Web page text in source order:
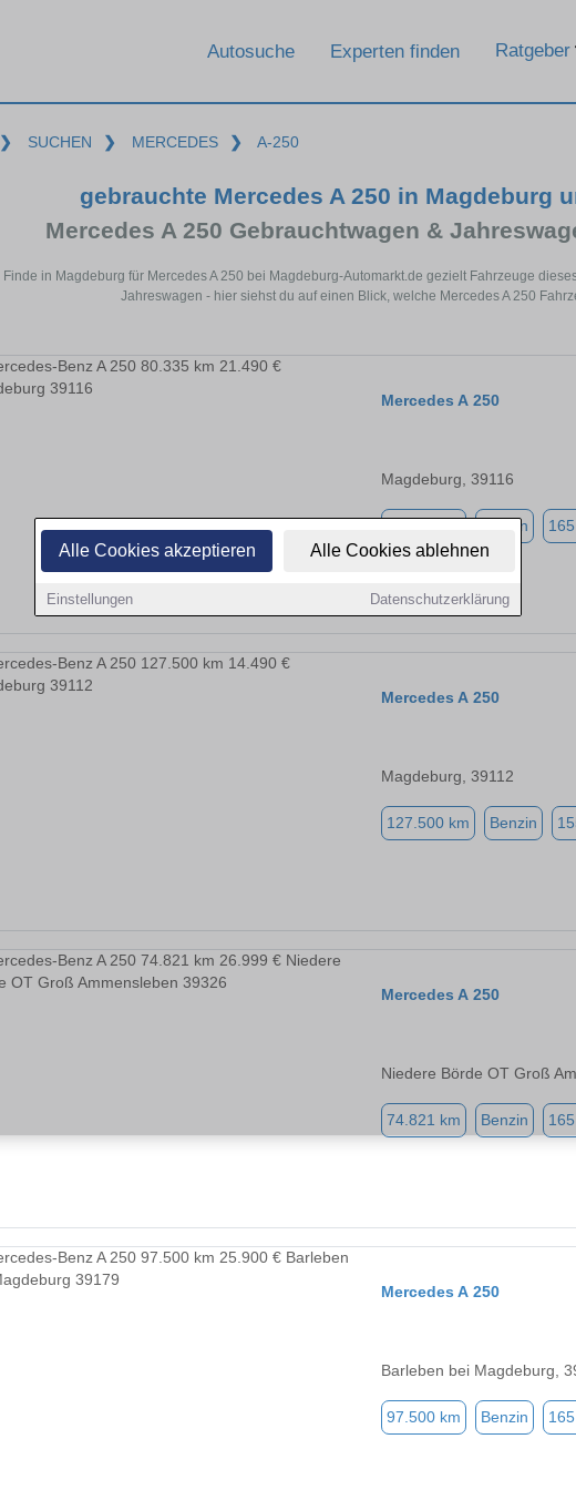
Alle Cookies akzeptieren Alle Cookies ablehnen
Einstellungen Datenschutzerklärung
Autosuche Experten finden Ratgeber
❯ SUCHEN ❯ MERCEDES ❯ A-250
gebrauchte Mercedes A 250 in Magdeburg
Mercedes A 250 Gebrauchtwagen &
Finde in Magdeburg für Mercedes A 250 bei Magdeburg-Automarkt.de gezielt Fahrzeuge
Jahreswagen - hier siehst du auf einen Blick, welche Mercedes A 250
Mercedes A 250
Magdeburg, 39116
Benzin
Mercedes A 250
Magdeburg, 39112
127.500 km Benzin
Mercedes A 250
Niedere Börde OT Groß
74.821 km Benzin
Mercedes A 250
Barleben bei Magdeburg,
97.500 km Benzin